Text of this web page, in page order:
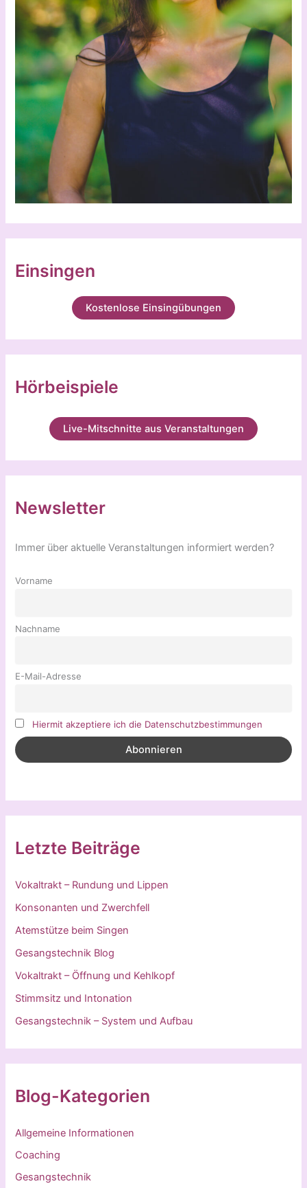
Einsingen
Kostenlose Einsingübungen
Hörbeispiele
Live-Mitschnitte aus Veranstaltungen
Newsletter
Immer über aktuelle Veranstaltungen informiert werden?
Vorname
Nachname
E-Mail-Adresse
Hiermit akzeptiere ich die Datenschutzbestimmungen
Letzte Beiträge
Vokaltrakt – Rundung und Lippen
Konsonanten und Zwerchfell
Atemstütze beim Singen
Gesangstechnik Blog
Vokaltrakt – Öffnung und Kehlkopf
Stimmsitz und Intonation
Gesangstechnik – System und Aufbau
Blog-Kategorien
Allgemeine Informationen
Coaching
Gesangstechnik